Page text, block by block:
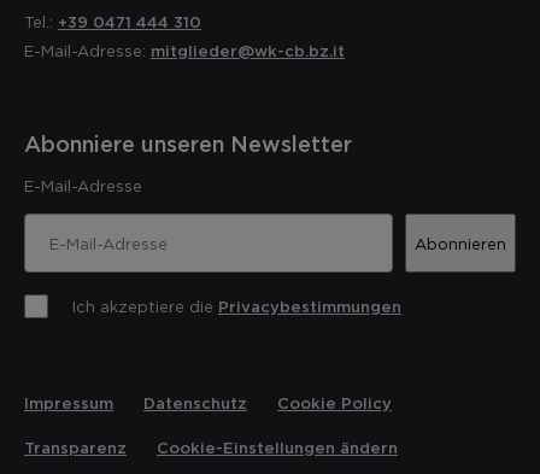
Tel.: +39 0471 444 310
E-Mail-Adresse: mitglieder@wk-cb.bz.it
Abonniere unseren Newsletter
E-Mail-Adresse
Abonnieren
Ich akzeptiere die Privacybestimmungen
Impressum Datenschutz Cookie Policy
Transparenz Cookie-Einstellungen ändern